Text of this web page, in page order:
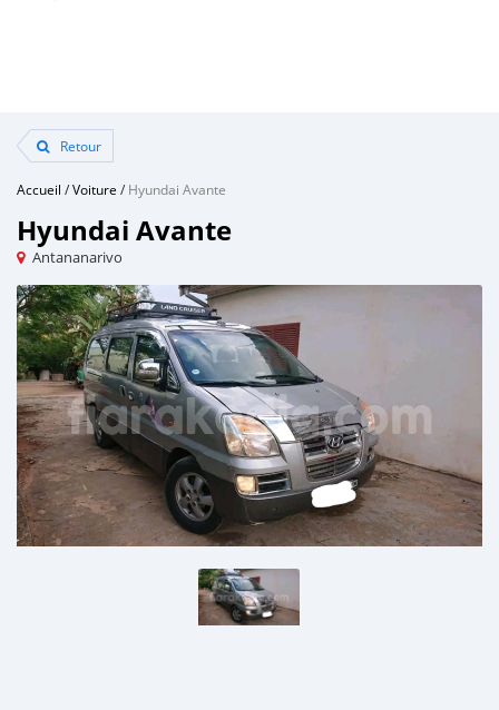
Retour
Accueil /Voiture /Hyundai Avante
Hyundai Avante
Antananarivo